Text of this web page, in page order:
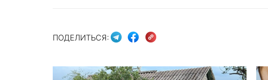
ПОДЕЛИТЬСЯ: